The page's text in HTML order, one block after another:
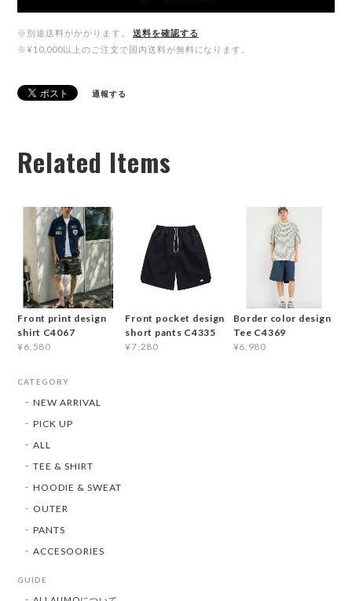
※別途送料がかかります。
送料を確認する
※¥10,000以上のご注文で国内送料が無料になります。
通報する
Related Items
Front print design
shirt C4067
¥6,580
Front pocket design
short pants C4335
¥7,280
Border color design
Tee C4369
¥6,980
CATEGORY
NEW ARRIVAL
PICK UP
ALL
TEE & SHIRT
HOODIE & SWEAT
OUTER
PANTS
ACCESOORIES
GUIDE